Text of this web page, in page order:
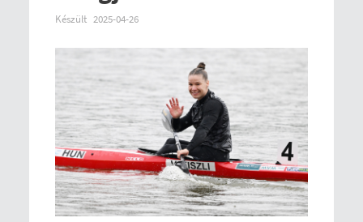
Készült 2025-04-26